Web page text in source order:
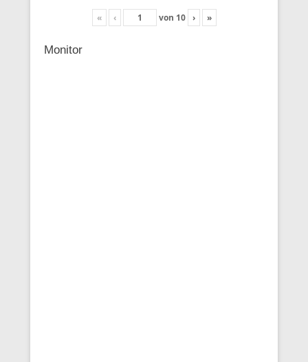
« ‹ von 10 › »
Monitor